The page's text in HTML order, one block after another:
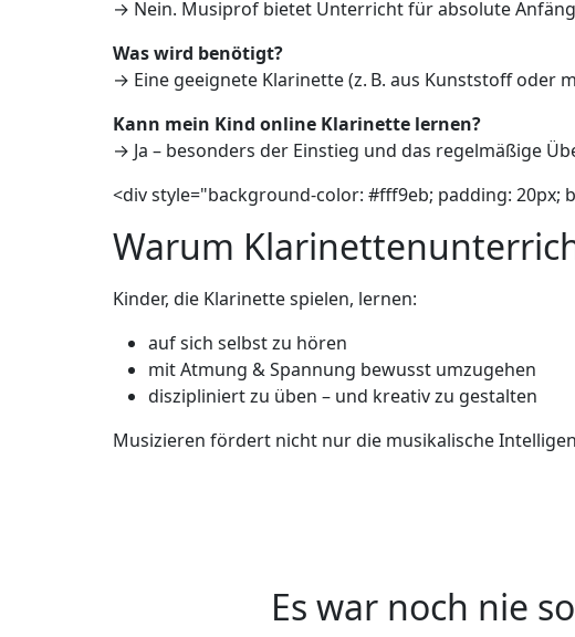
→ Nein. Musiprof bietet Unterricht für absolute
Was wird benötigt?
→ Eine geeignete Klarinette (z. B. aus Kunststoff oder
Kann mein Kind online Klarinette lernen?
→ Ja – besonders der Einstieg und das regelmäßige
<div style="background-color: #fff9eb; padding: 20px;
Warum
Kinder, die Klarinette spielen, lernen:
auf sich selbst zu hören
mit Atmung & Spannung bewusst umzugehen
diszipliniert zu üben – und kreativ zu gestalten
Musizieren fördert nicht nur die musikalische
Es war noch nie